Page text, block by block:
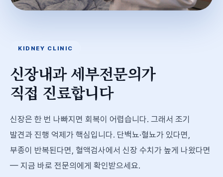
KIDNEY CLINIC
신장내과 세부전문의가
직접 진료합니다
신장은 한 번 나빠지면 회복이 어렵습니다. 그래서 조기
발견과 진행 억제가 핵심입니다. 단백뇨·혈뇨가 있다면,
부종이 반복된다면, 혈액검사에서 신장 수치가 높게 나왔다면
— 지금 바로 전문의에게 확인받으세요.